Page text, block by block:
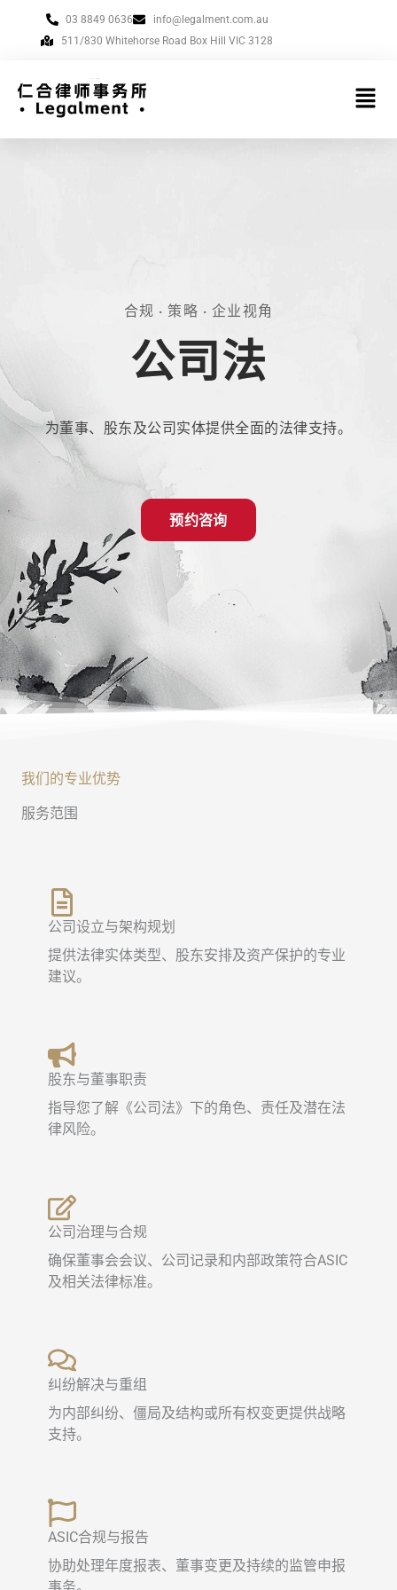
03 8849 0636
info@legalment.com.au
511/830 Whitehorse Road Box Hill VIC 3128
菜
单
合规 · 策略 · 企业视角
公司法
为董事、股东及公司实体提供全面的法律支持。
预约咨询
我们的专业优势
服务范围
公司设立与架构规划
提供法律实体类型、股东安排及资产保护的专业
建议。
股东与董事职责
指导您了解《公司法》下的角色、责任及潜在法
律风险。
公司治理与合规
确保董事会会议、公司记录和内部政策符合ASIC
及相关法律标准。
纠纷解决与重组
为内部纠纷、僵局及结构或所有权变更提供战略
支持。
ASIC合规与报告
协助处理年度报表、董事变更及持续的监管申报